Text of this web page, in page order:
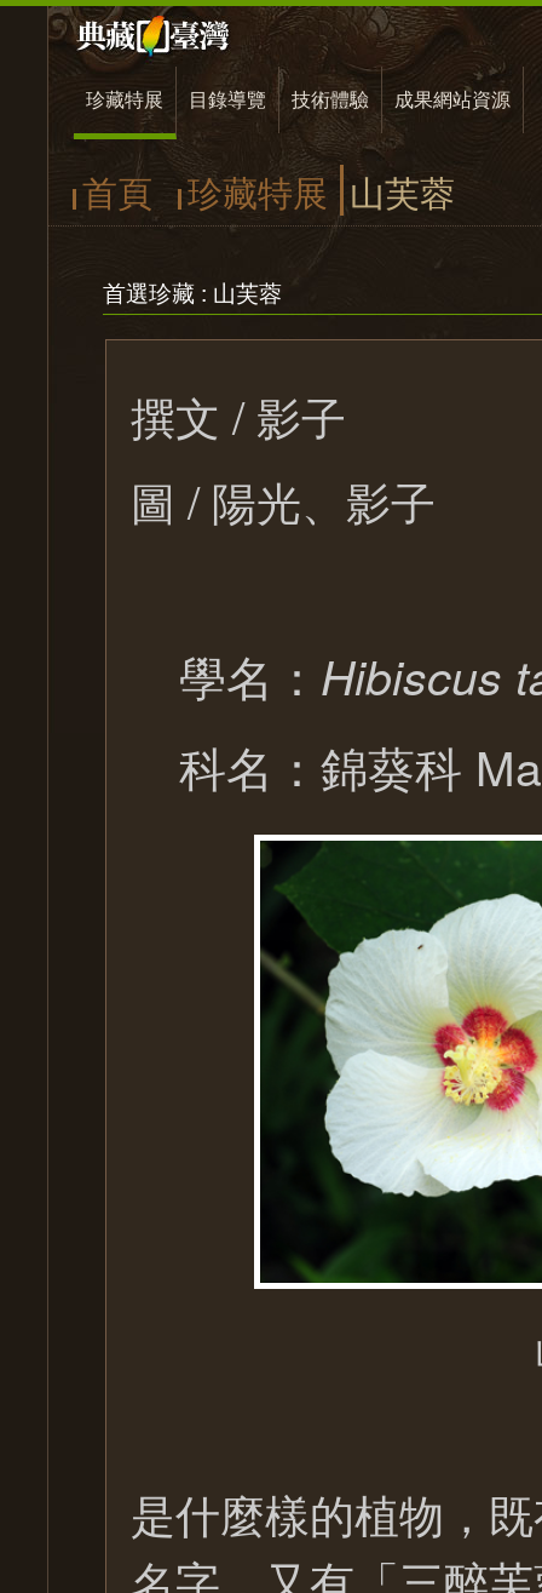
珍藏特展 目錄導覽 技術體驗 成果網站資源
首頁 珍藏特展 山芙蓉
首選珍藏 : 山芙蓉
撰文 / 影子
圖 / 陽光、影子
學名： Hibiscus
科名：錦葵科
是什麼樣的植物，